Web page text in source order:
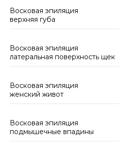
Восковая эпиляция
верхняя губа
Восковая эпиляция
латеральная поверхность щек
Восковая эпиляция
женский живот
Восковая эпиляция
подмышечные впадины